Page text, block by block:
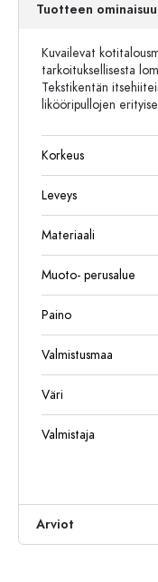
Tuotteen
Kuvailevat
tarkoituksellisesta
Tekstikentän
likööripullojen
Korkeus
Leveys
Materiaali
Muoto- perusalue
Paino
Valmistusmaa
Väri
Valmistaja
Arviot